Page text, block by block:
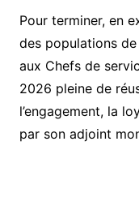
Pour terminer, en
des populations
aux Chefs de
2026 pleine de
l’engagement, la
par son adjoint